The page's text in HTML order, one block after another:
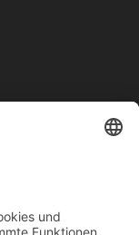
Rheinische